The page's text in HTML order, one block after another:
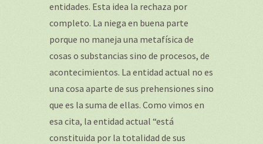
entidades. Esta idea la rechaza por
completo. La niega en buena parte
porque no maneja una metafísica de
cosas o substancias sino de procesos, de
acontecimientos. La entidad actual no es
una cosa aparte de sus prehensiones sino
que es la suma de ellas. Como vimos en
esa cita, la entidad actual “está
constituida por la totalidad de sus